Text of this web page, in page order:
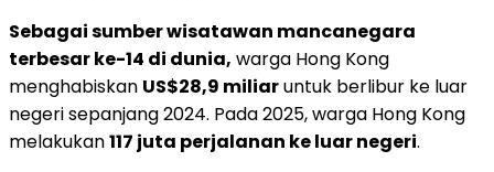
Sebagai sumber wisatawan mancanegara
terbesar ke-14 di dunia, warga Hong Kong
menghabiskan US$28,9 miliaruntuk berlibur ke luar
negeri sepanjang 2024. Pada 2025, warga Hong Kong
melakukan117 juta perjalanan ke luar negeri.